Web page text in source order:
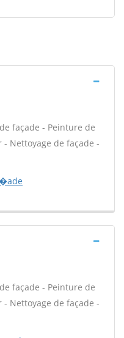
façade - Peinture de
Nettoyage de façade -
façade - Peinture de
Nettoyage de façade -